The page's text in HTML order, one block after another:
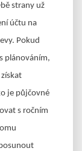
strany už
účtu na
Pokud
plánováním,
je půjčovné
s ročním